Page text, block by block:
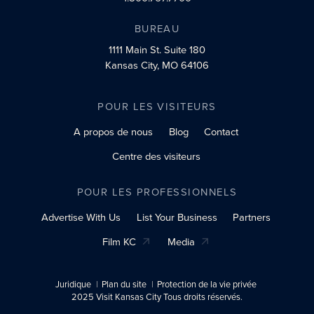
BUREAU
1111 Main St.Suite 180
Kansas City, MO 64106
POUR LES VISITEURS
A propos de nous
Blog
Contact
Centre des visiteurs
POUR LES PROFESSIONNELS
Advertise With Us
List Your Business
Partners
Film KC
Media
Juridique Plan du site
Protection de la vie privée
2025 Visit Kansas City Tous droits réservés.